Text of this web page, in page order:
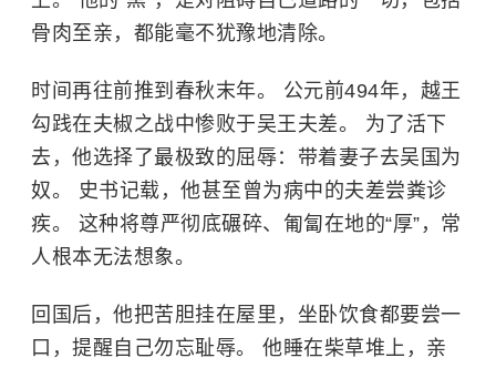
骨肉至亲，都能毫不犹豫地清除。
时间再往前推到春秋末年。 公元前494年，越王
勾践在夫椒之战中惨败于吴王夫差。 为了活下
去，他选择了最极致的屈辱：带着妻子去吴国为
奴。 史书记载，他甚至曾为病中的夫差尝粪诊
疾。 这种将尊严彻底碾碎、匍匐在地的“厚”，常
人根本无法想象。
回国后，他把苦胆挂在屋里，坐卧饮食都要尝一
口，提醒自己勿忘耻辱。 他睡在柴草堆上，亲